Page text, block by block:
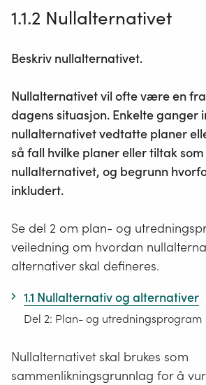
1.1.2 Nullalternativet
Beskriv nullalternativet.
Nullalternativet vil ofte være en
dagens situasjon. Enkelte ganger
nullalternativet vedtatte planer
så fall hvilke planer eller tiltak
nullalternativet, og begrunn
inkludert.
Se del 2 om plan- og
veiledning om hvordan
alternativer skal defineres.
1.1 Nullalternativ og alternativer
Del 2: Plan- og utredningsprogram
Nullalternativet skal brukes som
sammenlikningsgrunnlag for å